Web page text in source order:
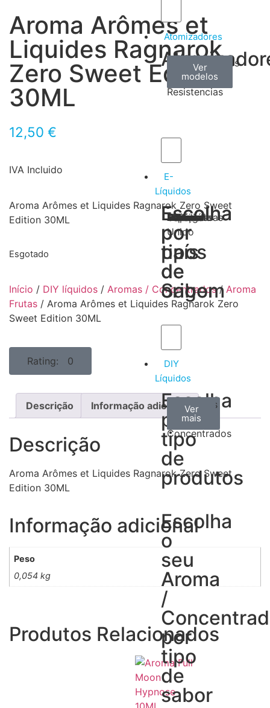
Atomizadores
Claromizadores
Ver
modelos
Reconstruíveis
Ver
modelos
Resistencias
Ver
modelos
E-
Líquidos
Escolha
por
tipos
de
Sabor
Tabaco
Frutas
Bebidas
Frescos
Sobremesas
Escolha
por
país
de
origem
Portugal
Alemanha
USA
Reino
Unido
Canadá
França
Malásia
Filipinas
Espanha
Polónia
Grécia
DIY
Líquidos
Escolha
por
tipo
de
produtos
Aromas
Concentrados
Ver
todos
Bases
Ver
mais
Accesorios
Ver
mais
Escolha
o
seu
Aroma
/
por
tipo
de
sabor
Aroma Arômes et
Liquides Ragnarok
Zero Sweet Edition
30ML
12,50 €
IVA Incluido
Aroma Arômes et Liquides Ragnarok Zero Sweet
Edition 30ML
Esgotado
Início / DIY líquidos / Aromas / Concentrados/ Aroma
Frutas / Aroma Arômes et Liquides Ragnarok Zero
Sweet Edition 30ML
Rating: 0
Descrição Informação adicional
Descrição
Aroma Arômes et Liquides Ragnarok Zero Sweet
Edition 30ML
Informação adicional
Peso
0,054 kg
Produtos Relacionados